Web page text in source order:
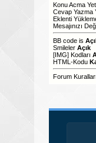
Konu Acma
Cevap Yazma
Eklenti
Mesajınızı
BB code is
Smileler Açık
[IMG] Kodları
HTML-Kodu
Forum Kuralları